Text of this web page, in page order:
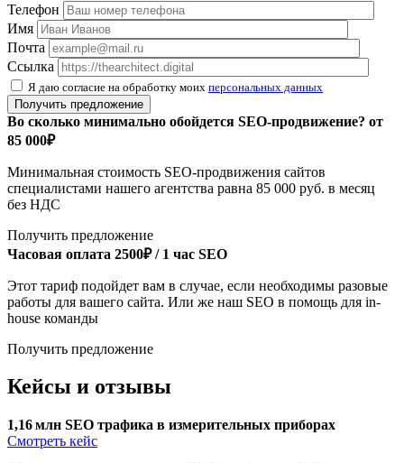
Телефон
Имя
Почта
Ссылка
Я даю согласие на обработку моих персональных данных
Во сколько минимально обойдется SEO-продвижение? от
85 000₽
Минимальная стоимость SEO-продвижения сайтов
специалистами нашего агентства равна 85 000 руб. в месяц
без НДС
Получить предложение
Часовая оплата 2500₽ / 1 час SEO
Этот тариф подойдет вам в случае, если необходимы разовые
работы для вашего сайта. Или же наш SEO в помощь для in-
house команды
Получить предложение
Кейсы и отзывы
1,16 млн SEO трафика в измерительных приборах
Смотреть кейс